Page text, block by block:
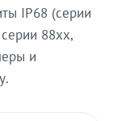
IP68 (серии
88xx,
и